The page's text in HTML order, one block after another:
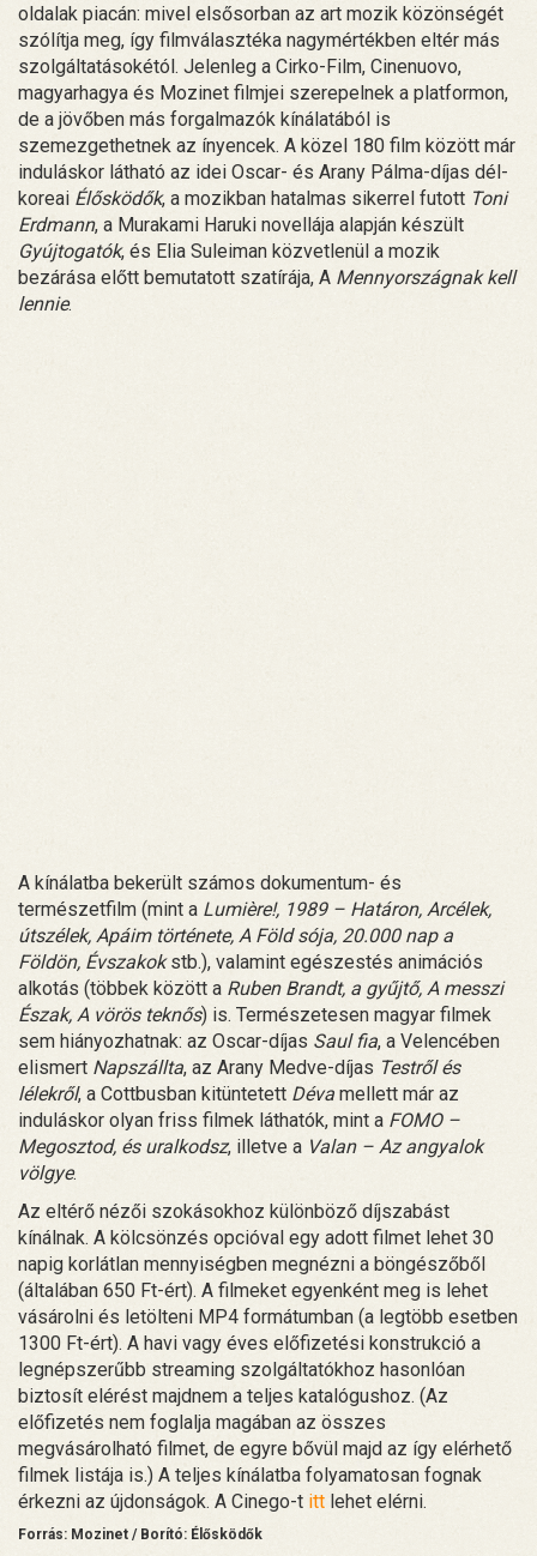
oldalak piacán: mivel elsősorban az art mozik közönségét
szólítja meg, így filmválasztéka nagymértékben eltér más
szolgáltatásokétól. Jelenleg a Cirko-Film, Cinenuovo,
magyarhagya és Mozinet filmjei szerepelnek a platformon,
de a jövőben más forgalmazók kínálatából is
szemezgethetnek az ínyencek. A közel 180 film között már
induláskor látható az idei Oscar- és Arany Pálma-díjas dél-
koreai Élősködők, a mozikban hatalmas sikerrel futott Toni
Erdmann, a Murakami Haruki novellája alapján készült
Gyújtogatók, és Elia Suleiman közvetlenül a mozik
bezárása előtt bemutatott szatírája, A Mennyországnak kell
lennie.
A kínálatba bekerült számos dokumentum- és
természetfilm (mint a Lumière!, 1989 – Határon, Arcélek,
útszélek, Apáim története, A Föld sója, 20.000 nap a
Földön, Évszakokstb.), valamint egészestés animációs
alkotás (többek között a Ruben Brandt, a gyűjtő, A messzi
Észak, A vörös teknős) is. Természetesen magyar filmek
sem hiányozhatnak: az Oscar-díjas Saul fia, a Velencében
elismert Napszállta, az Arany Medve-díjas Testről és
lélekről, a Cottbusban kitüntetett Déva mellett már az
induláskor olyan friss filmek láthatók, mint a FOMO –
Megosztod, és uralkodsz, illetve a Valan – Az angyalok
völgye.
Az eltérő nézői szokásokhoz különböző díjszabást
kínálnak. A kölcsönzés opcióval egy adott filmet lehet 30
napig korlátlan mennyiségben megnézni a böngészőből
(általában 650 Ft-ért). A filmeket egyenként meg is lehet
vásárolni és letölteni MP4 formátumban (a legtöbb esetben
1300 Ft-ért). A havi vagy éves előfizetési konstrukció a
legnépszerűbb streaming szolgáltatókhoz hasonlóan
biztosít elérést majdnem a teljes katalógushoz. (Az
előfizetés nem foglalja magában az összes
megvásárolható filmet, de egyre bővül majd az így elérhető
filmek listája is.) A teljes kínálatba folyamatosan fognak
érkezni az újdonságok. A Cinego-t itt lehet elérni.
Forrás: Mozinet / Borító: Élősködők